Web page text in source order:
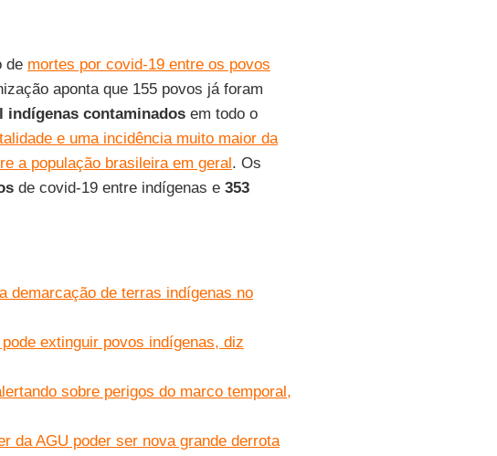
de mortes por covid-19 entre os povos
aponta que 155 povos já foram
indígenas contaminadosem todo o
e uma incidência muito maior da
a população brasileira em geral. Os
de covid-19 entre indígenas e353
demarcação de terras indígenas no
extinguir povos indígenas, diz
sobre perigos do marco temporal,
da AGU poder ser nova grande derrota